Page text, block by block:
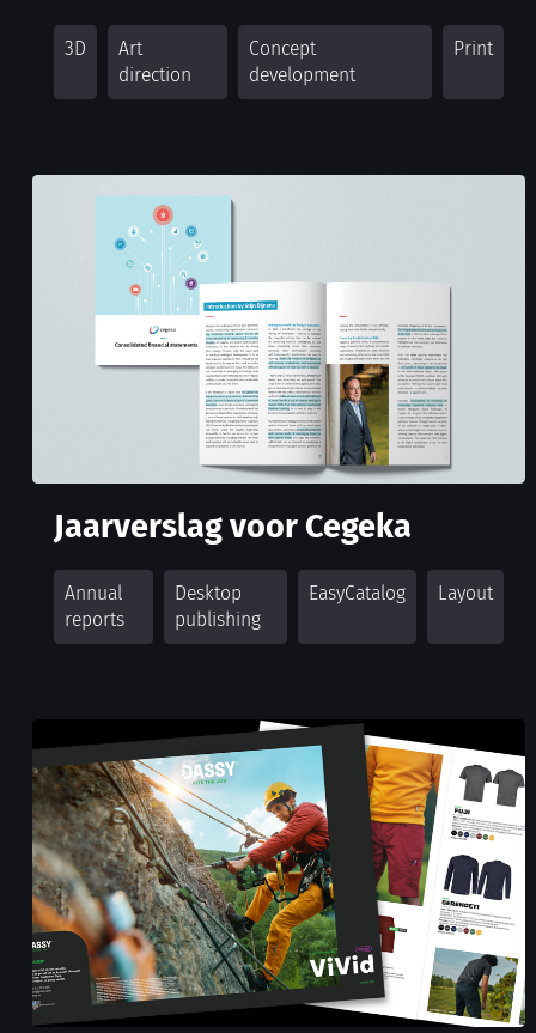
3D
Art
direction
Concept
development
Print
Jaarverslag voor Cegeka
Annual
reports
Desktop
publishing
EasyCatalog Layout